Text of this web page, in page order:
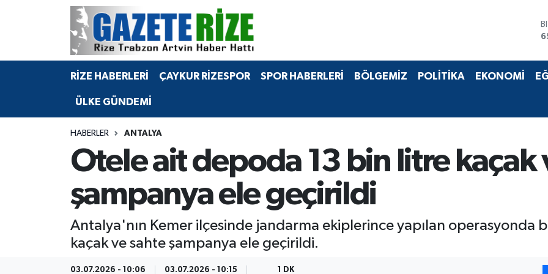
RİZE HABERLERİ ÇAYKUR RİZESPOR SPOR HABERLERİ BÖLGEMİZ POLİTİKA EKONOMİ
ÜLKE GÜNDEMİ
HABERLER ANTALYA
Otele ait depoda 13 bin litre kaçak
şampanya ele geçirildi
Antalya'nın Kemer ilçesinde jandarma ekiplerince yapılan operasyonda
kaçak ve sahte şampanya ele geçirildi.
03.07.2026 - 10:06 03.07.2026 - 10:15 1 DK
BÖLGEMİZ
Bilim Teknoloji
Advertising news
Canlı Maç
Merkez Nöbetçi Eczaneler
Merkez Hava Durumu
Merkez Trafik Yoğunluk Haritası
Tüm Manşetler
Son Dakika Haberleri
Haber Arşivi